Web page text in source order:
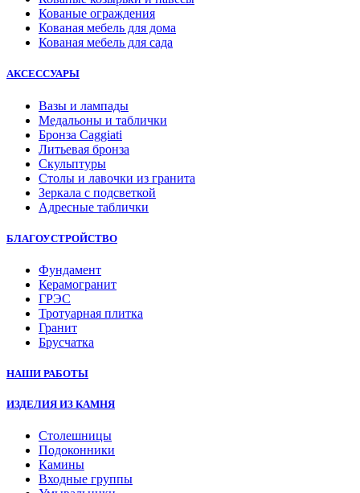
Кованые ограждения
Кованая мебель для дома
Кованая мебель для сада
АКСЕССУАРЫ
Вазы и лампады
Медальоны и таблички
Бронза Caggiati
Литьевая бронза
Скульптуры
Столы и лавочки из гранита
Зеркала с подсветкой
Адресные таблички
БЛАГОУСТРОЙСТВО
Фундамент
Керамогранит
ГРЭС
Тротуарная плитка
Гранит
Брусчатка
НАШИ РАБОТЫ
ИЗДЕЛИЯ ИЗ КАМНЯ
Столешницы
Подоконники
Камины
Входные группы